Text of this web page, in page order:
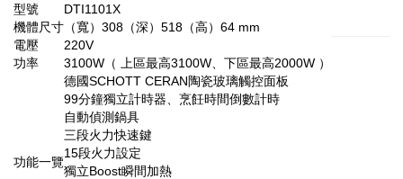
型號
DTI1101X
機體尺寸 （寬）308（深）518（高）64 mm
電壓
220V
功率
3100W（ 上區最高3100W、下區最高2000W ）
功能一覽
德國SCHOTT CERAN陶瓷玻璃觸控面板
99分鐘獨立計時器、烹飪時間倒數計時
自動偵測鍋具
三段火力快速鍵
15段火力設定
獨立Boost瞬間加熱